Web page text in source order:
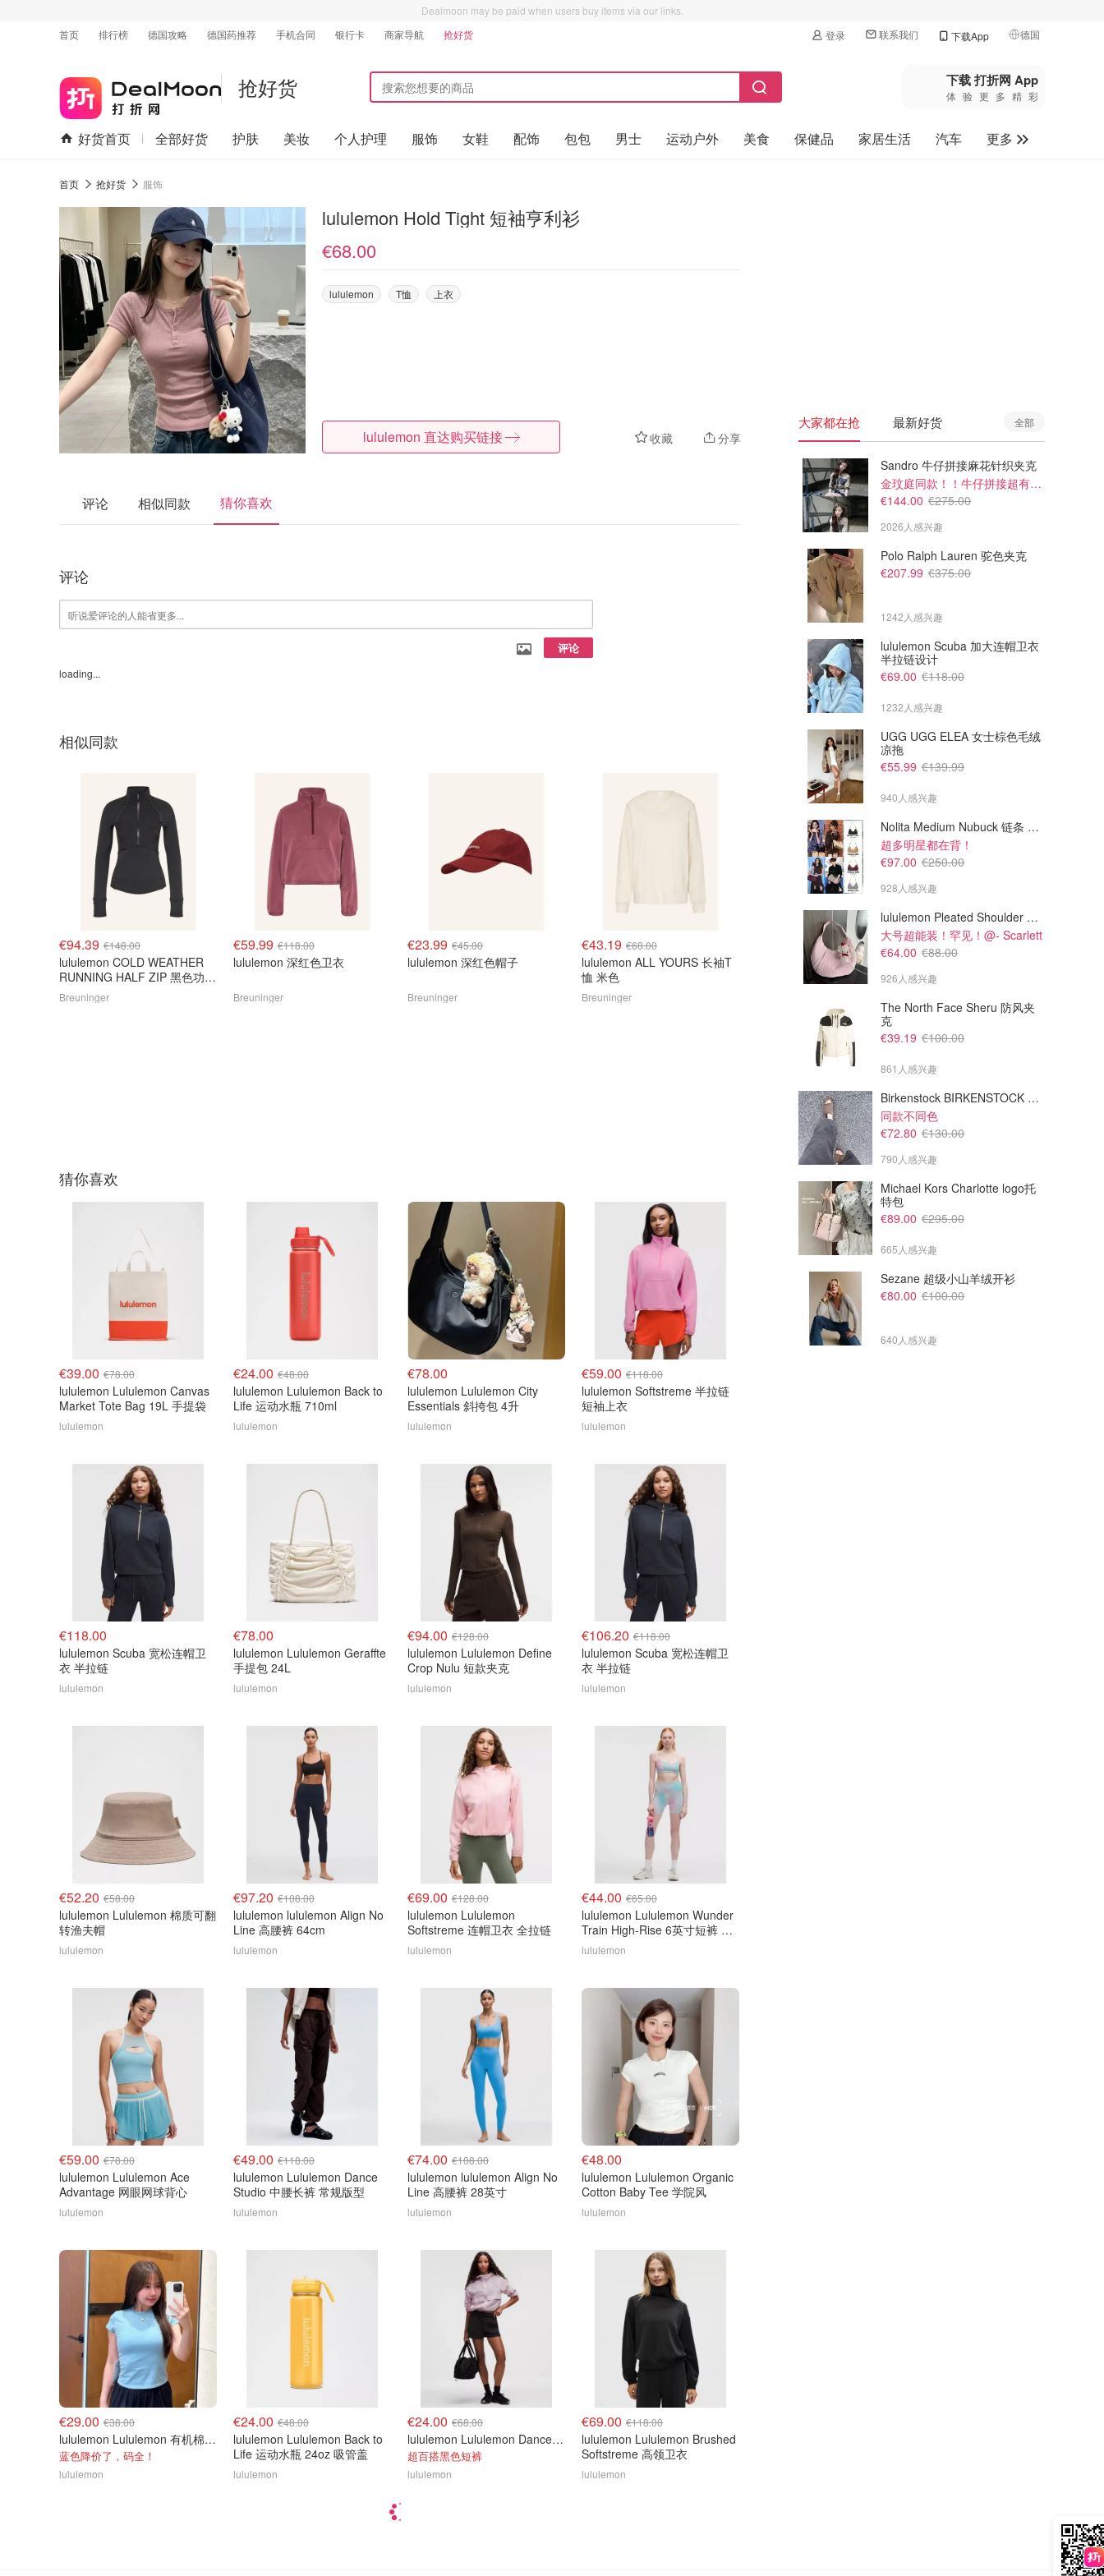
Dealmoon may be paid when users buy items via our links.
首页
排行榜 德国攻略 德国药推荐 手机合同 银行卡 商家导航 抢好货 登录 联系我们 下载App 德国
🇺🇸美国
🇨🇳中国
🇨🇦加拿大
抢好货 下载 打折网 App
体验更多精彩
好货首页 全部好货 护肤 美妆 个人护理 服饰 女鞋 配饰 包包 男士 运动户外 美食 保健品 家居生活 汽车
更多
首页 抢好货 服饰
lululemon Hold Tight 短袖亨利衫
€68.00
lululemon T恤 上衣
收藏 分享
lululemon 直达购买链接
评论 相似同款 猜你喜欢
评论
评论
loading...
相似同款
€94.39 €148.00
lululemon COLD WEATHER
RUNNING HALF ZIP 黑色功能
长袖
Breuninger
€59.99 €118.00
lululemon 深红色卫衣
Breuninger
€23.99 €45.00
lululemon 深红色帽子
Breuninger
€43.19 €68.00
lululemon ALL YOURS 长袖T
恤 米色
Breuninger
€68.00
lululemon SWIFTLY TECH 2.0
运动T恤 浅蓝色
€44.00 €58.00
lululemon Lululemon 罗纹厚棉
背心
猜你喜欢
€39.00 €78.00
lululemon Lululemon Canvas
Market Tote Bag 19L 手提袋
lululemon
€24.00 €48.00
lululemon Lululemon Back to
Life 运动水瓶 710ml
lululemon
€78.00
lululemon Lululemon City
Essentials 斜挎包 4升
lululemon
€59.00 €118.00
lululemon Softstreme 半拉链
短袖上衣
lululemon
€118.00
lululemon Scuba 宽松连帽卫
衣 半拉链
lululemon
€78.00
lululemon Lululemon Geraffte
手提包 24L
lululemon
€94.00 €128.00
lululemon Lululemon Define
Crop Nulu 短款夹克
lululemon
€106.20 €118.00
lululemon Scuba 宽松连帽卫
衣 半拉链
lululemon
€52.20 €58.00
lululemon Lululemon 棉质可翻
转渔夫帽
lululemon
€97.20 €108.00
lululemon lululemon Align No
Line 高腰裤 64cm
lululemon
€69.00 €128.00
lululemon Lululemon
Softstreme 连帽卫衣 全拉链
lululemon
€44.00 €65.00
lululemon Lululemon Wunder
Train High-Rise 6英寸短裤 彩
虹
lululemon
€59.00 €78.00
lululemon Lululemon Ace
Advantage 网眼网球背心
lululemon
€49.00 €118.00
lululemon Lululemon Dance
Studio 中腰长裤 常规版型
lululemon
€74.00 €108.00
lululemon lululemon Align No
Line 高腰裤 28英寸
lululemon
€48.00
lululemon Lululemon Organic
Cotton Baby Tee 学院风
lululemon
€29.00 €38.00
lululemon Lululemon 有机棉短袖T恤
蓝色降价了，码全！
lululemon
€24.00 €48.00
lululemon Lululemon Back to
Life 运动水瓶 24oz 吸管盖
lululemon
€24.00 €68.00
lululemon Lululemon Dance Studio 高腰短裤 3.5英寸
超百搭黑色短裤
lululemon
€69.00 €118.00
lululemon Lululemon Brushed
Softstreme 高领卫衣
lululemon
大家都在抢 最新好货 全部
Sandro 牛仔拼接麻花针织夹克
金玟庭同款！！牛仔拼接超有层次感
€144.00 €275.00
2026人感兴趣
Polo Ralph Lauren 驼色夹克
€207.99 €375.00
1242人感兴趣
lululemon Scuba 加大连帽卫衣
半拉链设计
€69.00 €118.00
1232人感兴趣
UGG UGG ELEA 女士棕色毛绒
凉拖
€55.99 €139.99
940人感兴趣
Nolita Medium Nubuck 链条 pochette
超多明星都在背！
€97.00 €250.00
928人感兴趣
lululemon Pleated Shoulder Bag 10L 单肩包
大号超能装！罕见！@- Scarlett
€64.00 €88.00
926人感兴趣
The North Face Sheru 防风夹
克
€39.19 €100.00
861人感兴趣
Birkenstock BIRKENSTOCK Solana 麂皮皮革凉拖
同款不同色
€72.80 €130.00
790人感兴趣
Michael Kors Charlotte logo托
特包
€89.00 €295.00
665人感兴趣
Sezane 超级小山羊绒开衫
€80.00 €100.00
640人感兴趣